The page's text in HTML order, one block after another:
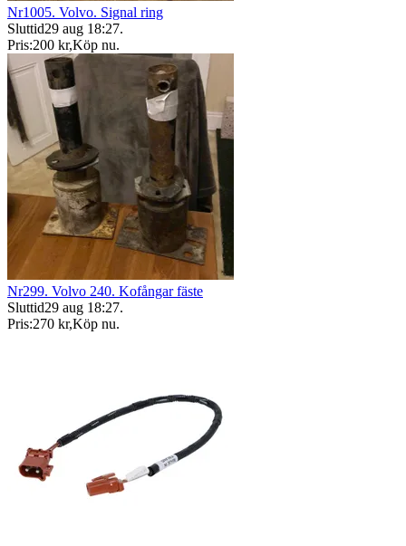
Nr1005. Volvo. Signal ring
Sluttid29 aug 18:27.
Pris:200 kr,Köp nu.
Nr299. Volvo 240. Kofångar fäste
Sluttid29 aug 18:27.
Pris:270 kr,Köp nu.